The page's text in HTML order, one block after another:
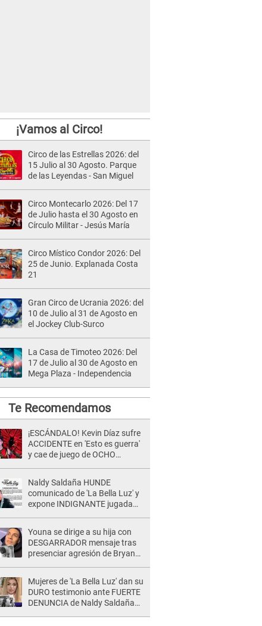
¡Vamos al Circo!
Circo de las Estrellas 2026: del
15 Julio al 30 Agosto. Parque
de las Leyendas - San Miguel
Circo Montecarlo 2026: Del 17
de Julio hasta el 30 Agosto en
Círculo Militar - Jesús María
Circo Místico Condor 2026: Del
25 de Junio. Explanada Costa
21
Gran Circo de Ucrania 2026: del
10 de Julio al 31 de Agosto en
el Jockey Club-Surco
La Casa de Timoteo 2026: Del
17 de Julio al 30 de Agosto en
Mega Plaza - Independencia
Te Recomendamos
¡ESCÁNDALO! Kevin Díaz sufre
ACCIDENTE en 'Esto es guerra'
y cae de juego de OCHO
Naldy Saldaña HUNDE
comunicado de 'La Bella Luz' y
expone INDIGNANTE jugada
Youna se dirige a su hija con
DESGARRADOR mensaje tras
presenciar agresión de Bryan
Mujeres de 'La Bella Luz' dan su
DURO testimonio ante FUERTE
DENUNCIA de Naldy Saldaña